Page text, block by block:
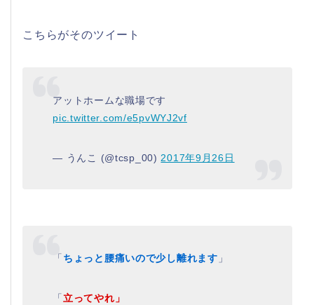
こちらがそのツイート
アットホームな職場です
pic.twitter.com/e5pvWYJ2vf
— うんこ (@tcsp_00) 2017年9月26日
「 ちょっと腰痛いので少し離れます 」
「 立ってやれ」